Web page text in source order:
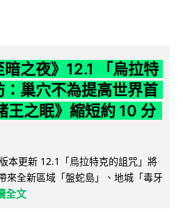
暗之夜》12.1 「烏拉特
巢穴不為提高世界首
王之眠》縮短約 10 分
本更新 12.1「烏拉特克的詛咒」將
來全新區域「盤蛇島」、地城「毒牙
全文